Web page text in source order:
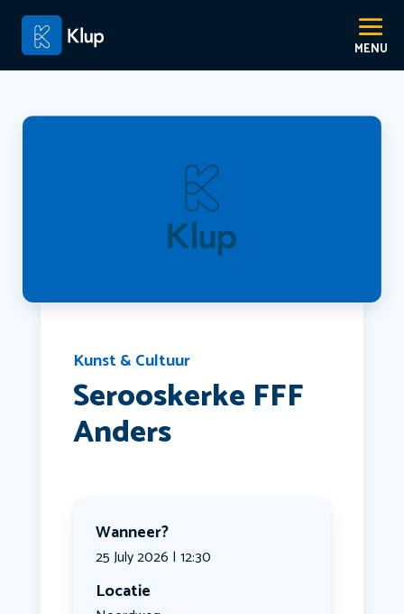
Kunst & Cultuur
Serooskerke FFF
Anders
Wanneer?
25 July 2026 | 12:30
Locatie